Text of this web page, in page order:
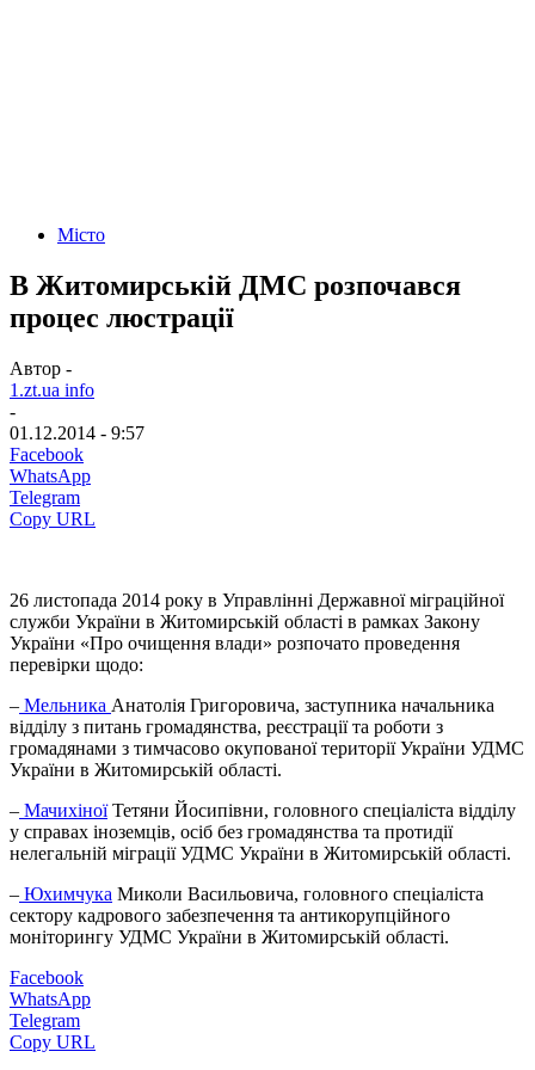
Місто
В Житомирській ДМС розпочався
процес люстрації
Автор -
1.zt.ua info
-
01.12.2014 - 9:57
Facebook
WhatsApp
Telegram
Copy URL
26 листопада 2014 року в Управлінні Державної міграційної
служби України в Житомирській області в рамках Закону
України «Про очищення влади» розпочато проведення
перевірки щодо:
– Мельника Анатолія Григоровича, заступника начальника
відділу з питань громадянства, реєстрації та роботи з
громадянами з тимчасово окупованої території України УДМС
України в Житомирській області.
– МачихіноїТетяни Йосипівни, головного спеціаліста відділу
у справах іноземців, осіб без громадянства та протидії
нелегальній міграції УДМС України в Житомирській області.
– Юхимчука Миколи Васильовича, головного спеціаліста
сектору кадрового забезпечення та антикорупційного
моніторингу УДМС України в Житомирській області.
Facebook
WhatsApp
Telegram
Copy URL